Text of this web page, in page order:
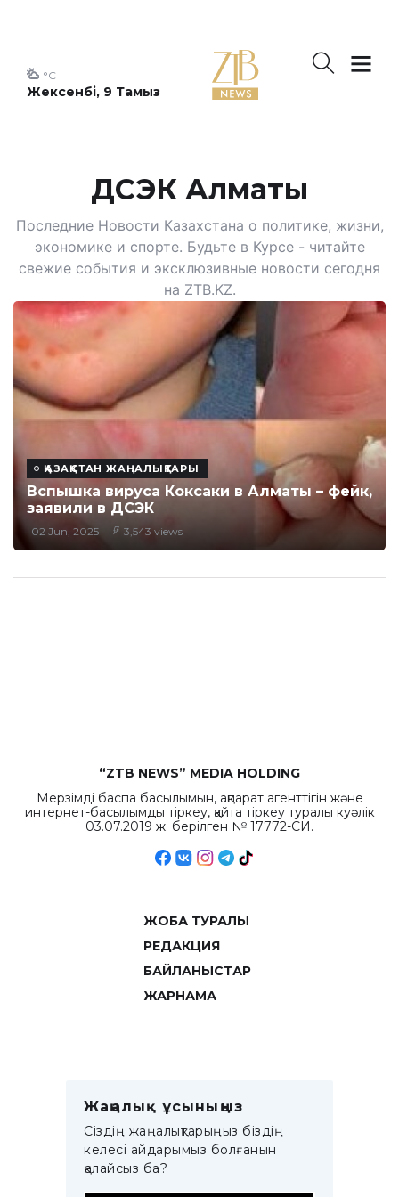
Жексенбі, 9 Тамыз
°C
ДСЭК Алматы
Последние Новости Казахстана о политике, жизни,
экономике и спорте. Будьте в Курсе - читайте
свежие события и эксклюзивные новости сегодня
на ZTB.KZ.
ҚАЗАҚСТАН ЖАҢАЛЫҚТАРЫ
Вспышка вируса Коксаки в Алматы – фейк,
заявили в ДСЭК
02 Jun, 2025 3,543 views
“ZTB NEWS” MEDIA HOLDING
Мерзімді баспа басылымын, ақпарат агенттігін және
интернет-басылымды тіркеу, қайта тіркеу туралы куәлік
03.07.2019 ж. берілген № 17772-СИ.
ЖОБА ТУРАЛЫ
РЕДАКЦИЯ
БАЙЛАНЫСТАР
ЖАРНАМА
Жаңалық ұсыныңыз
Сіздің жаңалықтарыңыз біздің
келесі айдарымыз болғанын
қалайсыз ба?